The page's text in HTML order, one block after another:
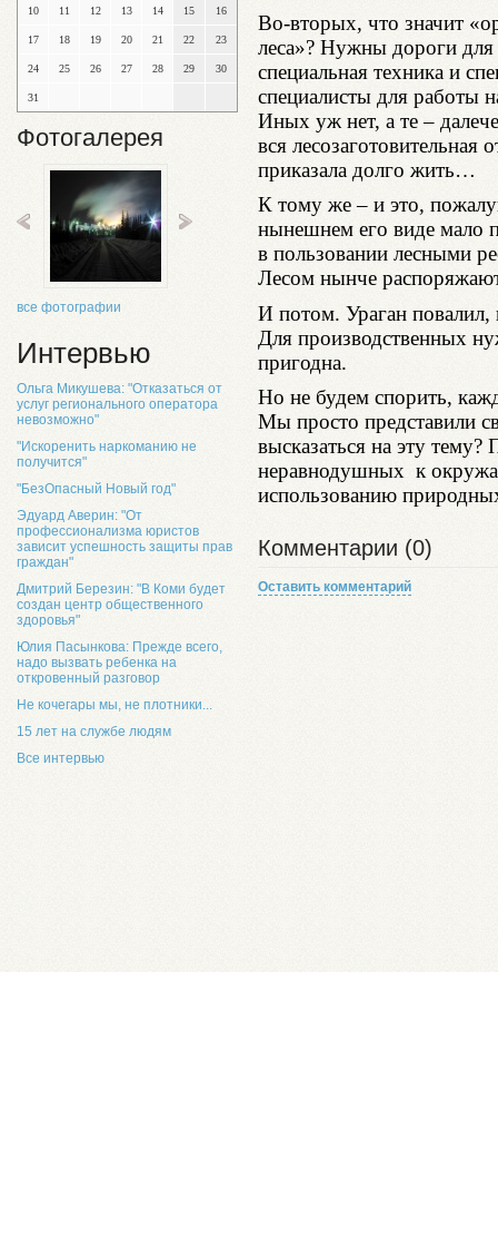
10 11 12 13 14 15 16
17 18 19 20 21 22 23
24 25 26 27 28 29 30
31
Фотогалерея
все фотографии
Интервью
Ольга Микушева: "Отказаться от
услуг регионального оператора
невозможно"
"Искоренить наркоманию не
получится"
"БезОпасный Новый год"
Эдуард Аверин: "От
профессионализма юристов
зависит успешность защиты прав
граждан"
Дмитрий Березин: "В Коми будет
создан центр общественного
здоровья"
Юлия Пасынкова: Прежде всего,
надо вызвать ребенка на
откровенный разговор
Не кочегары мы, не плотники...
15 лет на службе людям
Все интервью
Во-вторых, что значит
леса»? Нужны дороги
специальная техника и
специалисты для работы
Иных уж нет, а те –
вся лесозаготовительная
приказала долго жить…
К тому же – и это,
нынешнем его виде мало
в пользовании лесными
Лесом нынче
И потом. Ураган повалил,
Для производственных
пригодна.
Но не будем спорить,
Мы просто представили
высказаться на эту
неравнодушных к
использованию
Комментарии (0)
Оставить комментарий